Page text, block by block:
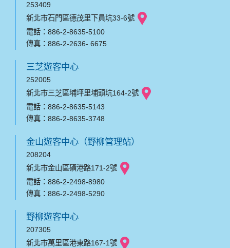
253409
新北市石門區德茂里下員坑33-6號
電話：886-2-8635-5100
傳真：886-2-2636- 6675
三芝遊客中心
252005
新北市三芝區埔坪里埔頭坑164-2號
電話：886-2-8635-5143
傳真：886-2-8635-3748
金山遊客中心（野柳管理站）
208204
新北市金山區磺港路171-2號
電話：886-2-2498-8980
傳真：886-2-2498-5290
野柳遊客中心
207305
新北市萬里區港東路167-1號